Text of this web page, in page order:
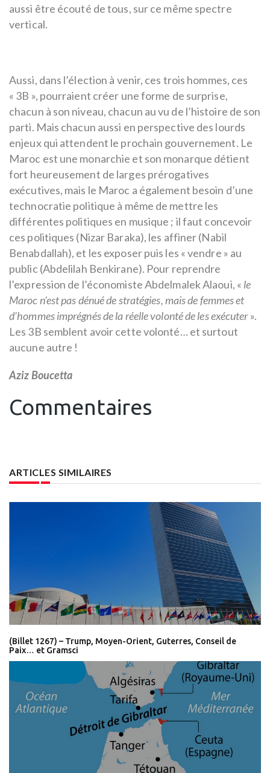
aussi être écouté de tous, sur ce même spectre
vertical.
Aussi, dans l’élection à venir, ces trois hommes, ces
« 3B », pourraient créer une forme de surprise,
chacun à son niveau, chacun au vu de l’histoire de son
parti. Mais chacun aussi en perspective des lourds
enjeux qui attendent le prochain gouvernement. Le
Maroc est une monarchie et son monarque détient
fort heureusement de larges prérogatives
exécutives, mais le Maroc a également besoin d’une
technocratie politique à même de mettre les
différentes politiques en musique ; il faut concevoir
ces politiques (Nizar Baraka), les affiner (Nabil
Benabdallah), et les exposer puis les « vendre » au
public (Abdelilah Benkirane). Pour reprendre
l’expression de l’économiste Abdelmalek Alaoui, « le
Maroc n’est pas dénué de stratégies, mais de femmes et
d’hommes imprégnés de la réelle volonté de les exécuter».
Les 3B semblent avoir cette volonté… et surtout
aucune autre !
Aziz Boucetta
Commentaires
ARTICLES SIMILAIRES
(Billet 1267) – Trump, Moyen-Orient, Guterres, Conseil de
Paix… et Gramsci